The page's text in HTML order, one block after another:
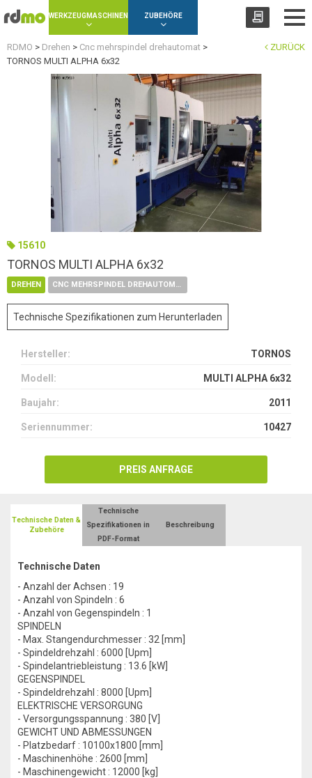
WERKZEUGMASCHINEN ZUBEHÖRE
ZURÜCK
RDMO > Drehen > Cnc mehrspindel drehautomat >
TORNOS MULTI ALPHA 6x32
15610
TORNOS MULTI ALPHA 6x32
DREHEN CNC MEHRSPINDEL DREHAUTOMAT
Technische Spezifikationen zum Herunterladen
Hersteller: TORNOS
Modell: MULTI ALPHA 6x32
Baujahr: 2011
Seriennummer: 10427
PREIS ANFRAGE
Technische Daten &
Zubehöre
Technische Daten
- Anzahl der Achsen : 19
- Anzahl von Spindeln : 6
- Anzahl von Gegenspindeln : 1
SPINDELN
- Max. Stangendurchmesser : 32 [mm]
- Spindeldrehzahl : 6000 [Upm]
- Spindelantriebleistung : 13.6 [kW]
GEGENSPINDEL
- Spindeldrehzahl : 8000 [Upm]
ELEKTRISCHE VERSORGUNG
- Versorgungsspannung : 380 [V]
GEWICHT UND ABMESSUNGEN
- Platzbedarf : 10100x1800 [mm]
- Maschinenhöhe : 2600 [mm]
- Maschinengewicht : 12000 [kg]
Technische
Spezifikationen in
PDF-Format
Beschreibung